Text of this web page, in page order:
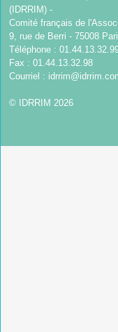
(IDRRIM) -
Comité français de
9, rue de Berri - 75008
Téléphone :
Fax : 01.44.13.32.98
Courriel :
© IDRRIM 2026